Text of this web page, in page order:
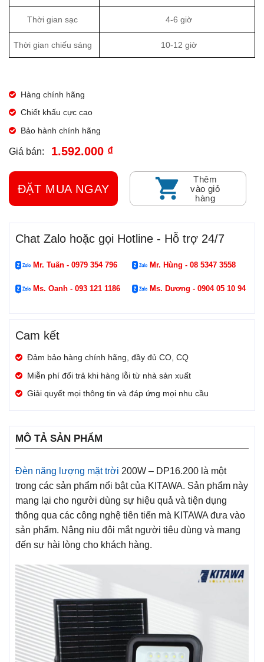
Thời gian sạc 4-6 giờ
Thời gian chiếu sáng 10-12 giờ
Hàng chính hãng
Chiết khấu cực cao
Bảo hành chính hãng
Giá bán: 1.592.000 ₫
ĐẶT MUA NGAY
Thêm
vào giỏ
hàng
Chat Zalo hoặc gọi Hotline - Hỗ trợ 24/7
Mr. Tuấn - 0979 354 796 Mr. Hùng - 08 5347 3558
Ms. Oanh - 093 121 1186 Ms. Dương - 0904 05 10 94
Cam kết
Đảm bảo hàng chính hãng, đầy đủ CO, CQ
Miễn phí đổi trả khi hàng lỗi từ nhà sản xuất
Giải quyết mọi thông tin và đáp ứng mọi nhu cầu
MÔ TẢ SẢN PHẨM
Đèn năng lượng mặt trời 200W – DP16.200 là một
trong các sản phẩm nổi bật của KITAWA. Sản phẩm này
mang lại cho người dùng sự hiệu quả và tiện dụng
thông qua các công nghệ tiên tiến mà KITAWA đưa vào
sản phẩm. Nâng niu đôi mắt người tiêu dùng và mang
đến sự hài lòng cho khách hàng.